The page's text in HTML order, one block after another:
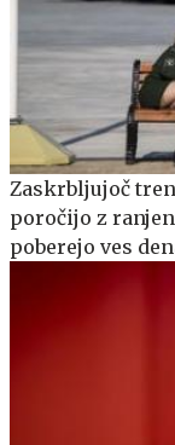
Zaskrbljujoč
poročijo z
poberejo ves